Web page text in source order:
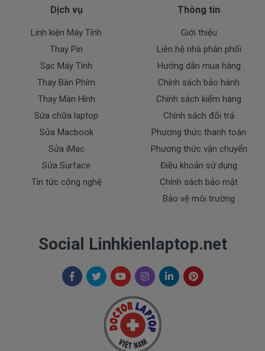
100% cho khách trong thời gian bảo hành.
* Các trường hợp không được bảo hành:
- Pin Dell bị rơi vỡ không còn nguyên dạng.
- Pin Dell bị ngập nước.
- Tem niêm phong dán trên pin bị rách hay có dấu
hiệu tẩy xóa
- Tem bảo hành không còn nguyên vẹn.
Cam Kết Chất Lượng Pin Cho Máy
Dell E5270
Doctorlaptop cam kết chỉ nhập pin chất lượng
- Pin chất lượng cao hoàn hảo nhất.
- Pin đã được kiểm tra test kỹ lưỡng trước khi giao
tới tận tay của quí khách.
- Cam kết được đổi trả khi quí khách không hài lòng.
Dịch Vụ Cho Pin Dell
Dịch vụ
Linh kiện Máy Tính
Thay Pin
Sạc Máy Tính
Thay Bàn Phím
Thay Màn Hình
Sửa chữa laptop
Sửa Macbook
Sửa iMac
Sửa Surface
Tin tức công nghệ
Thông tin
Giới thiệu
Liên hệ nhà phân phối
Hướng dẫn mua hàng
Chính sách bảo hành
Chính sách kiểm hàng
Chính sách đổi trả
Phương thức thanh toán
Phương thức vận chuyển
Điều khoản sử dụng
Chính sách bảo mật
Bảo vệ môi trường
Social Linhkienlaptop.net